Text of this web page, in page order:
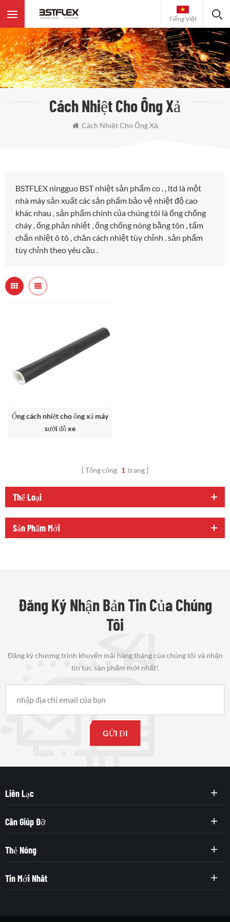
Tiếng Việt
Cách Nhiệt Cho Ống Xả
Cách Nhiệt Cho Ống Xả
BSTFLEX ningguo BST nhiệt sản phẩm co . , ltd là một
nhà máy sản xuất các sản phẩm bảo vệ nhiệt độ cao
khác nhau , sản phẩm chính của chúng tôi là ống chống
cháy , ống phản nhiệt , ống chống nóng bằng tôn , tấm
chắn nhiệt ô tô , chăn cách nhiệt tùy chỉnh . sản phẩm
tùy chỉnh theo yêu cầu .
Ống cách nhiệt cho ống xả máy
sưởi đỗ xe
Tổng cộng 1 trang
Thể Loại
Sản Phẩm Mới
Đăng Ký Nhận Bản Tin Của Chúng
Tôi
Đăng ký chương trình khuyến mãi hàng tháng của chúng tôi và nhận
tin tức sản phẩm mới nhất!
Liên Lạc
Cần Giúp Đỡ
Thẻ Nóng
Tin Mới Nhất